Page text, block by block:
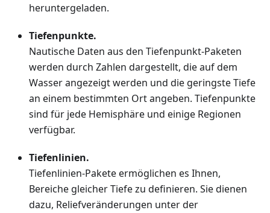
heruntergeladen.
Tiefenpunkte.
Nautische Daten aus den Tiefenpunkt-Paketen
werden durch Zahlen dargestellt, die auf dem
Wasser angezeigt werden und die geringste Tiefe
an einem bestimmten Ort angeben. Tiefenpunkte
sind für jede Hemisphäre und einige Regionen
verfügbar.
Tiefenlinien.
Tiefenlinien-Pakete ermöglichen es Ihnen,
Bereiche gleicher Tiefe zu definieren. Sie dienen
dazu, Reliefveränderungen unter der